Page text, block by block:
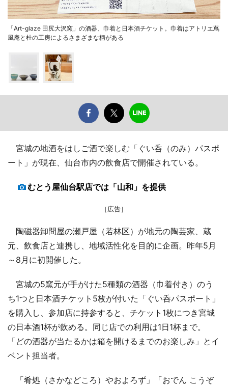
「Art-glaze 田尻大沢窯」の酒器、巾着と日本酒チケット。巾着はアトリエ蔦
風庵と杜の工房によるさまざまな柄がある
宮城の地酒をはしご酒で楽しむ「ぐい呑（のみ）パスポ
ート」が現在、仙台市内の飲食店で開催されている。
むとう屋仙台駅店では「山和」を提供
［広告］
陶磁器卸問屋の瀬戸屋（若林区）が地元の陶芸家、蔵
元、飲食店と連携し、地域活性化を目的に企画。昨年5月
～8月に初開催した。
宮城の5窯元が手がけた5種類の酒器（巾着付き）のう
ち1つと日本酒チケット5枚が付いた「ぐい呑パスポート」
を購入し、参加店に持参すると、チケット1枚につき宮城
の日本酒1杯が飲める。同じ店での利用は1日1杯まで。
「どの酒器が当たるかは箱を開けるまでのお楽しみ」とイ
ベント担当者。
「肴処（さかなどころ）やおよろず」「おでん こうぞ